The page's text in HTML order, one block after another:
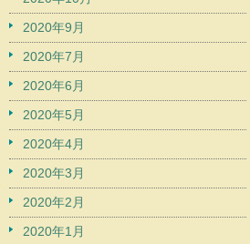
2020年9月
2020年7月
2020年6月
2020年5月
2020年4月
2020年3月
2020年2月
2020年1月